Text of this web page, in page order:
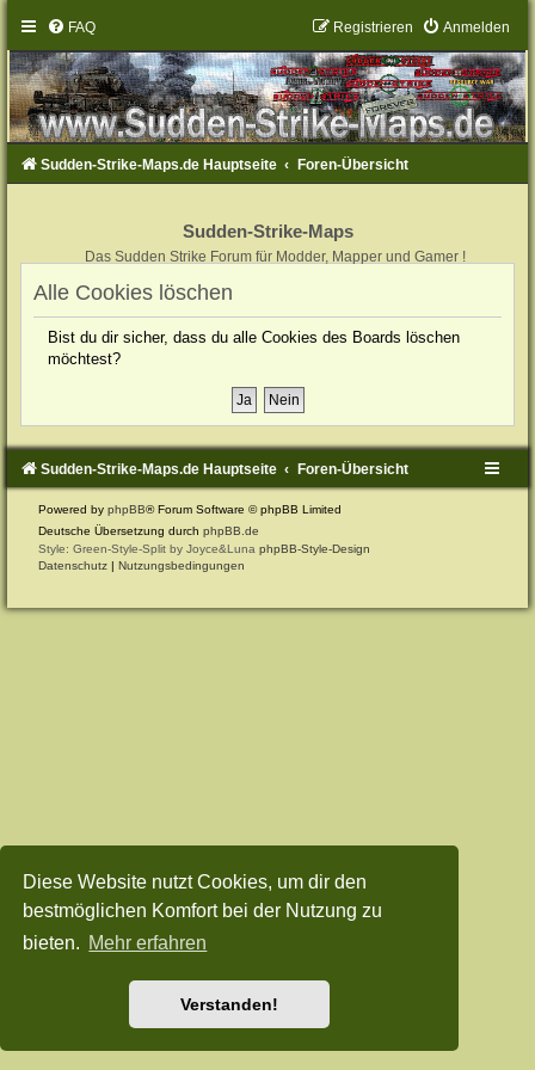
Diese Website nutzt Cookies, um dir den
bestmöglichen Komfort bei der Nutzung zu
bieten. Mehr erfahren
Verstanden!
FAQ Anmelden
Registrieren
Sudden-Strike-Maps.de Hauptseite Foren-Übersicht
Sudden-Strike-Maps
Das Sudden Strike Forum für Modder, Mapper und Gamer !
Alle Cookies löschen
Bist du dir sicher, dass du alle Cookies des Boards löschen
möchtest?
Sudden-Strike-Maps.de Hauptseite Foren-Übersicht
Powered byphpBB® Forum Software © phpBB Limited
Deutsche Übersetzung durchphpBB.de
Style: Green-Style-Split by Joyce&LunaphpBB-Style-Design
Datenschutz |Nutzungsbedingungen